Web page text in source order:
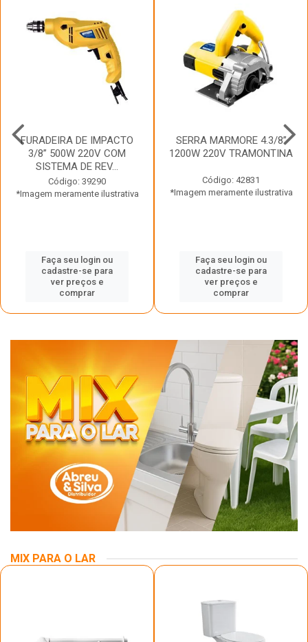
FURADEIRA DE IMPACTO
3/8” 500W 220V COM
SISTEMA DE REV...
Código: 39290
*Imagem meramente ilustrativa
Faça seu login ou
cadastre-se para
ver preços e
comprar
SERRA MARMORE 4.3/8”
1200W 220V TRAMONTINA
Código: 42831
*Imagem meramente ilustrativa
Faça seu login ou
cadastre-se para
ver preços e
comprar
MIX PARA O LAR